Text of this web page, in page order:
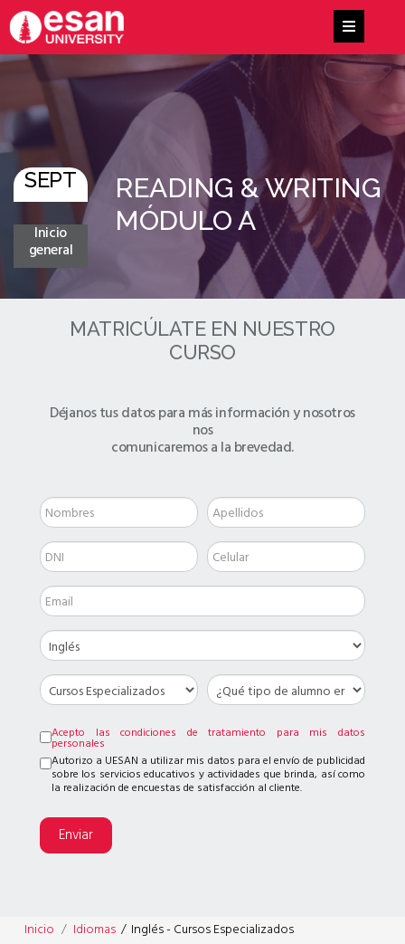
SEPT
Inicio
general
READING & WRITING
MÓDULO A
MATRICÚLATE EN NUESTRO
CURSO
Déjanos tus datos para más información y nosotros
nos
comunicaremos a la brevedad.
Acepto las condiciones de tratamiento para mis datos
personales
Autorizo a UESAN a utilizar mis datos para el envío de publicidad
sobre los servicios educativos y actividades que brinda, así como
la realización de encuestas de satisfacción al cliente.
Enviar
Inicio Idiomas / Inglés - Cursos Especializados